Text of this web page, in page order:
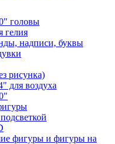
головы
гелия
надписи, буквы
рисунка)
для воздуха
фигуры и фигуры на